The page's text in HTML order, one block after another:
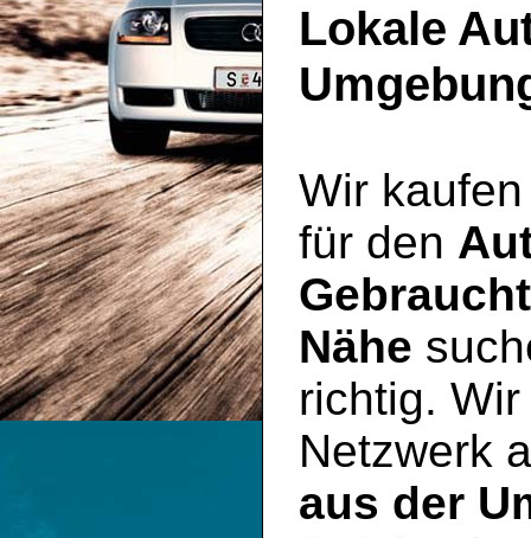
Lokale
Wir
für den
Nähe
richtig.
Netzwerk
aus der